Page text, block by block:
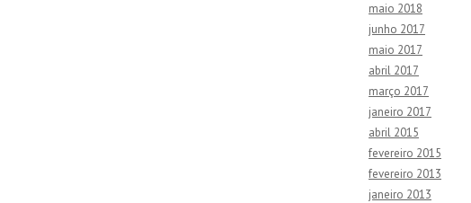
maio 2018
junho 2017
maio 2017
abril 2017
março 2017
janeiro 2017
abril 2015
fevereiro 2015
fevereiro 2013
janeiro 2013